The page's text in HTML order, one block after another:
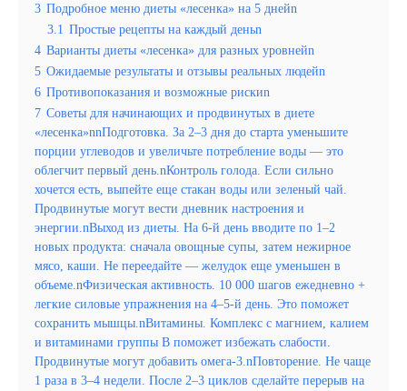
3 Подробное меню диеты «лесенка» на 5 днейn
3.1 Простые рецепты на каждый деньn
4 Варианты диеты «лесенка» для разных уровнейn
5 Ожидаемые результаты и отзывы реальных людейn
6 Противопоказания и возможные рискиn
7 Советы для начинающих и продвинутых в диете
«лесенка»nnПодготовка. За 2–3 дня до старта уменьшите
порции углеводов и увеличьте потребление воды — это
облегчит первый день.nКонтроль голода. Если сильно
хочется есть, выпейте еще стакан воды или зеленый чай.
Продвинутые могут вести дневник настроения и
энергии.nВыход из диеты. На 6-й день вводите по 1–2
новых продукта: сначала овощные супы, затем нежирное
мясо, каши. Не переедайте — желудок еще уменьшен в
объеме.nФизическая активность. 10 000 шагов ежедневно +
легкие силовые упражнения на 4–5-й день. Это поможет
сохранить мышцы.nВитамины. Комплекс с магнием, калием
и витаминами группы B поможет избежать слабости.
Продвинутые могут добавить омега-3.nПовторение. Не чаще
1 раза в 3–4 недели. После 2–3 циклов сделайте перерыв на